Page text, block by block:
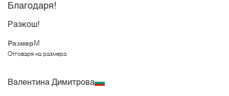
Размер M
Отговаря на размера
Благодаря!
Разкош!
Валентина Димитрова